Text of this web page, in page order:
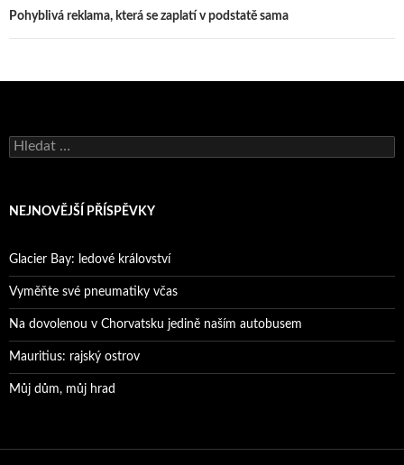
Pohyblivá reklama, která se zaplatí v podstatě sama
Vyhledávání
NEJNOVĚJŠÍ PŘÍSPĚVKY
Glacier Bay: ledové království
Vyměňte své pneumatiky včas
Na dovolenou v Chorvatsku jedině naším autobusem
Mauritius: rajský ostrov
Můj dům, můj hrad